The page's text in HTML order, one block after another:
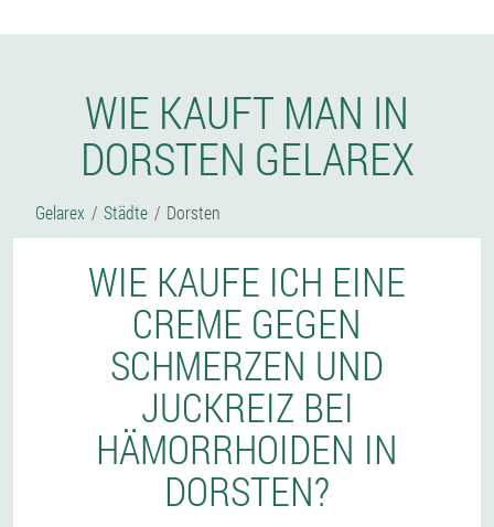
WIE KAUFT MAN IN
DORSTEN GELAREX
Gelarex Städte Dorsten
WIE KAUFE ICH EINE
CREME GEGEN
SCHMERZEN UND
JUCKREIZ BEI
HÄMORRHOIDEN IN
DORSTEN?